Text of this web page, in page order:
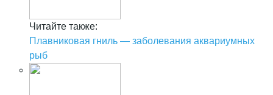
Читайте также:
Плавниковая гниль — заболевания аквариумных
рыб